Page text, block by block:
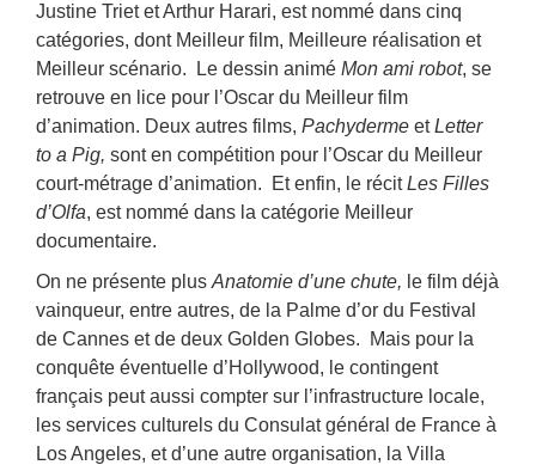
Justine Triet et Arthur Harari, est nommé dans cinq
catégories, dont Meilleur film, Meilleure réalisation et
Meilleur scénario. Le dessin animé Mon ami robot, se
retrouve en lice pour l’Oscar du Meilleur film
d’animation. Deux autres films, Pachyderme etLetter
to a Pig, sont en compétition pour l’Oscar du Meilleur
court-métrage d’animation. Et enfin, le récitLes Filles
d’Olfa, est nommé dans la catégorie Meilleur
documentaire.
On ne présente plus Anatomie d’une chute, le film déjà
vainqueur, entre autres, de la Palme d’or du Festival
de Cannes et de deux Golden Globes. Mais pour la
conquête éventuelle d’Hollywood, le contingent
français peut aussi compter sur l’infrastructure locale,
les services culturels du Consulat général de France à
Los Angeles, et d’une autre organisation, la Villa